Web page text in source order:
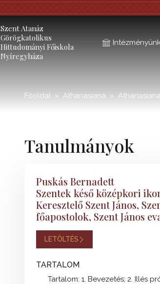
Szent Atanáz
Görögkatolikus
Hittudományi Főiskola
Nyíregyháza
Főoldal Athanasiana
Tanulmányok
Puskás Bernadett
Szentek késő középkori
Keresztelő Szent János,
főapostolok, Szent János
LETÖLTÉS
TARTALOM
Tartalom: 1. Bevezetés; 2. Illés